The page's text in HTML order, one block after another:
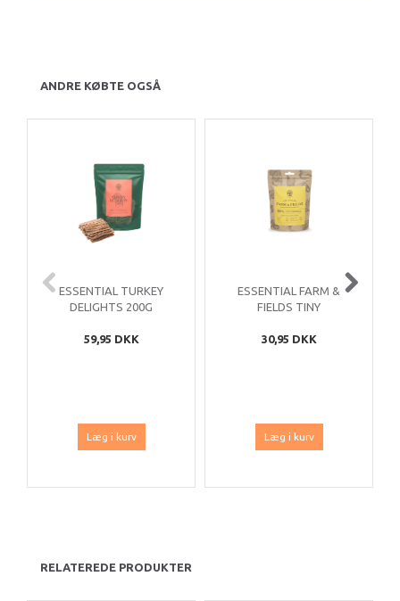
ANDRE KØBTE OGSÅ
ESSENTIAL TURKEY
DELIGHTS 200G
59,95 DKK
Læg i kurv
ESSENTIAL FARM &
FIELDS TINY
30,95 DKK
Læg i kurv
RELATEREDE PRODUKTER